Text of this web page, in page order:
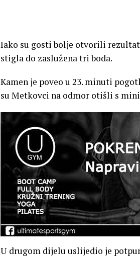
Iako su gosti bolje otvorili
stigla do zaslužena tri boda.
Kamen je poveo u 23. minuti
su Metkovci na odmor otišli s
U drugom dijelu uslijedio je